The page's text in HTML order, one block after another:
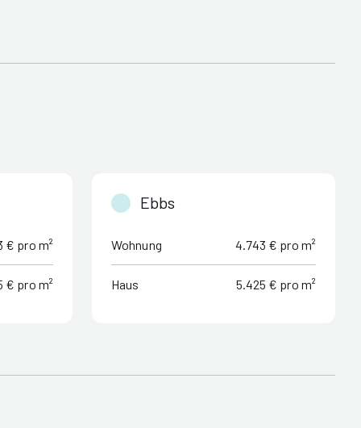
€ pro m²
€ pro m²
Ebbs
Wohnung 4.743 € pro m²
Haus 5.425 € pro m²